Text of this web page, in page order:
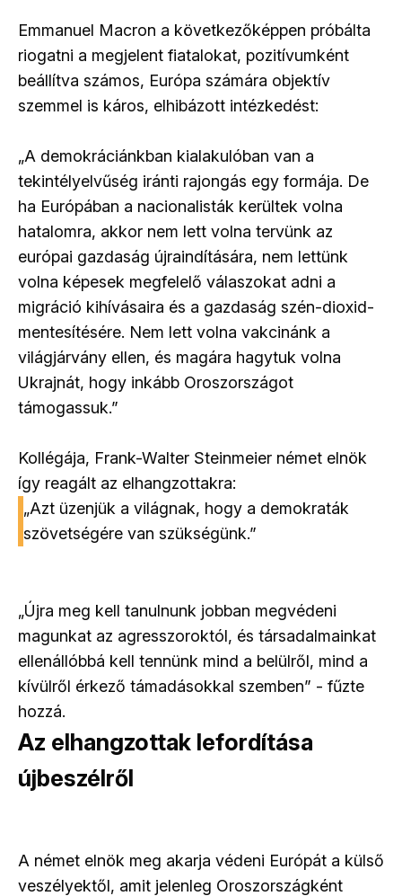
Emmanuel Macron a következőképpen próbálta
riogatni a megjelent fiatalokat, pozitívumként
beállítva számos, Európa számára objektív
szemmel is káros, elhibázott intézkedést:
„A demokráciánkban kialakulóban van a
tekintélyelvűség iránti rajongás egy formája. De
ha Európában a nacionalisták kerültek volna
hatalomra, akkor nem lett volna tervünk az
európai gazdaság újraindítására, nem lettünk
volna képesek megfelelő válaszokat adni a
migráció kihívásaira és a gazdaság szén-dioxid-
mentesítésére. Nem lett volna vakcinánk a
világjárvány ellen, és magára hagytuk volna
Ukrajnát, hogy inkább Oroszországot
támogassuk.”
Kollégája, Frank-Walter Steinmeier német elnök
így reagált az elhangzottakra:
„Azt üzenjük a világnak, hogy a demokraták
szövetségére van szükségünk.”
„Újra meg kell tanulnunk jobban megvédeni
magunkat az agresszoroktól, és társadalmainkat
ellenállóbbá kell tennünk mind a belülről, mind a
kívülről érkező támadásokkal szemben” - fűzte
hozzá.
Az elhangzottak lefordítása
újbeszélről
A német elnök meg akarja védeni Európát a külső
veszélyektől, amit jelenleg Oroszországként